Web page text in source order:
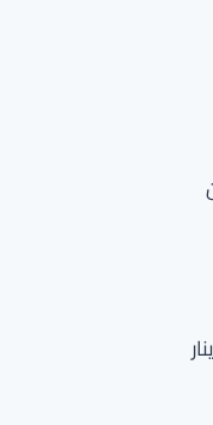
6ر110 ملايين دينار